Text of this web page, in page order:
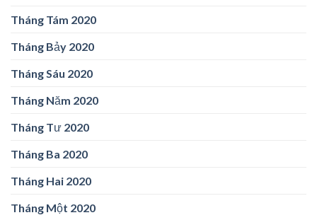
Tháng Tám 2020
Tháng Bảy 2020
Tháng Sáu 2020
Tháng Năm 2020
Tháng Tư 2020
Tháng Ba 2020
Tháng Hai 2020
Tháng Một 2020